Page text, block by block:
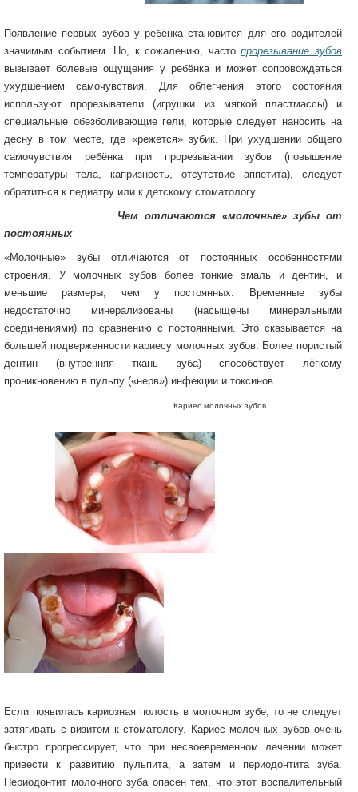
Появление первых зубов у ребёнка становится для его родителей
значимым событием. Но, к сожалению, частопрорезывание зубов
вызывает болевые ощущения у ребёнка и может сопровождаться
ухудшением самочувствия. Для облегчения этого состояния
используют прорезыватели (игрушки из мягкой пластмассы) и
специальные обезболивающие гели, которые следует наносить на
десну в том месте, где «режется» зубик. При ухудшении общего
самочувствия ребёнка при прорезывании зубов (повышение
температуры тела, капризность, отсутствие аппетита), следует
обратиться к педиатру или к детскому стоматологу.
Чем отличаются «молочные» зубы от
постоянных
«Молочные» зубы отличаются от постоянных особенностями
строения. У молочных зубов более тонкие эмаль и дентин, и
меньшие размеры, чем у постоянных. Временные зубы
недостаточно минерализованы (насыщены минеральными
соединениями) по сравнению с постоянными. Это сказывается на
большей подверженности кариесу молочных зубов. Более пористый
дентин (внутренняя ткань зуба) способствует лёгкому
проникновению в пульпу («нерв») инфекции и токсинов.
Кариес молочных зубов
Если появилась кариозная полость в молочном зубе, то не следует
затягивать с визитом к стоматологу. Кариес молочных зубов очень
быстро прогрессирует, что при несвоевременном лечении может
привести к развитию пульпита, а затем и периодонтита зуба.
Периодонтит молочного зуба опасен тем, что этот воспалительный